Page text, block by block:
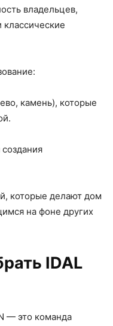
владельцев,
камень), которые
которые делают дом
на фоне других
IDAL
— это команда